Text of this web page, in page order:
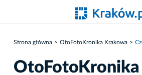
Strona główna OtoFotoKronika Krakowa
OtoFotoKronika